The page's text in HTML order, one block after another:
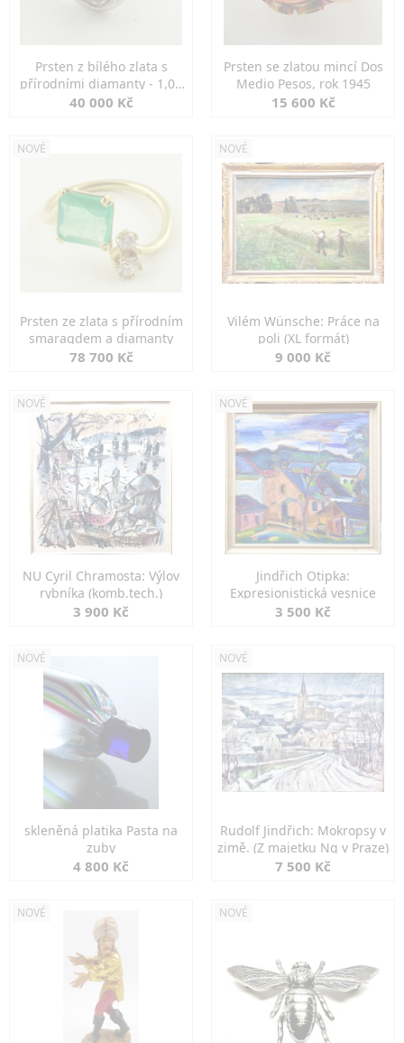
Prsten z bílého zlata s
přírodními diamanty - 1,00
ct
40 000 Kč
Prsten se zlatou mincí Dos
Medio Pesos, rok 1945
15 600 Kč
NOVÉ
Prsten ze zlata s přírodním
smaragdem a diamanty
78 700 Kč
NOVÉ
Vilém Wünsche: Práce na
poli (XL formát)
9 000 Kč
NOVÉ
NU Cyril Chramosta: Výlov
rybníka (komb.tech.)
3 900 Kč
NOVÉ
Jindřich Otipka:
Expresionistická vesnice
3 500 Kč
NOVÉ
skleněná platika Pasta na
zuby
4 800 Kč
NOVÉ
Rudolf Jindřich: Mokropsy v
zimě. (Z majetku Ng v Praze)
7 500 Kč
NOVÉ NOVÉ